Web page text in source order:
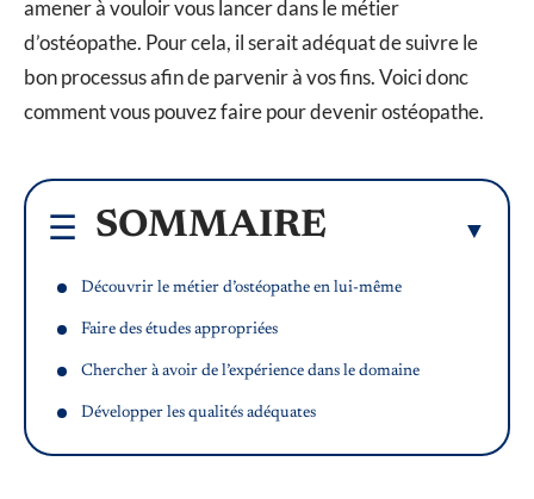
amener à vouloir vous lancer dans le métier
d’ostéopathe. Pour cela, il serait adéquat de suivre le
bon processus afin de parvenir à vos fins. Voici donc
comment vous pouvez faire pour devenir ostéopathe.
SOMMAIRE
Découvrir le métier d’ostéopathe en lui-même
Faire des études appropriées
Chercher à avoir de l’expérience dans le domaine
Développer les qualités adéquates